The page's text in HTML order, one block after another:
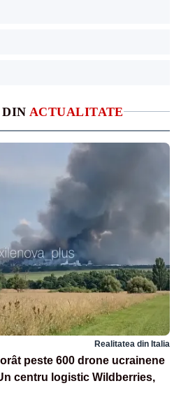
ACTUALITATE
Realitatea din Italia
peste 600 drone ucrainene
centru logistic Wildberries,